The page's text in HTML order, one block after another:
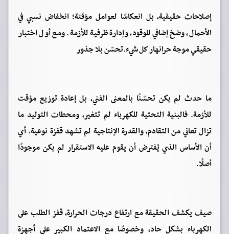
إصلاحات حقيقية، بل انعكاسًا لعوامل مؤقتة؛ انخفاض نسبي في
الأحمال، وضخ إضافي للوقود، وإدارة ظرفية للأزمة. ومع أول اختبار
حقيقي موجة حرانهار كل شيء.تحسّن بلا جذور
ما حدث لم يكن تحسّنًا بالمعنى الفني، بل إعادة توزيع مؤقت
للأزمة. فالبنية التحتية للكهرباء لم تتغير، ومحطات التوليد ما
تزال تعاني من التقادم، والقدرة الإنتاجية لم تشهد قفزة نوعية. أي
أن الأساس الذي يُفترض أن يقوم عليه الاستقرار لم يكن موجودًا
أصلًا.
صيف يكشف الحقيقة مع ارتفاع درجات الحرارة، قفز الطلب على
الكهرباء بشكل حاد، وخصوصًا مع الاعتماد الكبير على أجهزة